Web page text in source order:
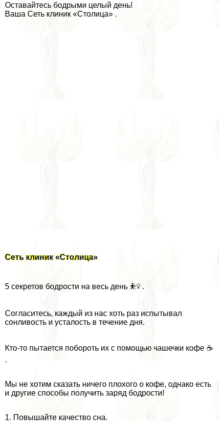
Оставайтесь бодрыми целый день!
Ваша Сеть клиник «Столица» .
Сеть клиник «Столица»
5 секретов бодрости на весь день ⛹‍♀ .
Согласитесь, каждый из нас хоть раз испытывал
сонливость и усталость в течение дня.
Кто-то пытается побороть их с помощью чашечки кофе ☕
.
Мы не хотим сказать ничего плохого о кофе, однако есть
и другие способы получить заряд бодрости!
1. Повышайте качество сна.